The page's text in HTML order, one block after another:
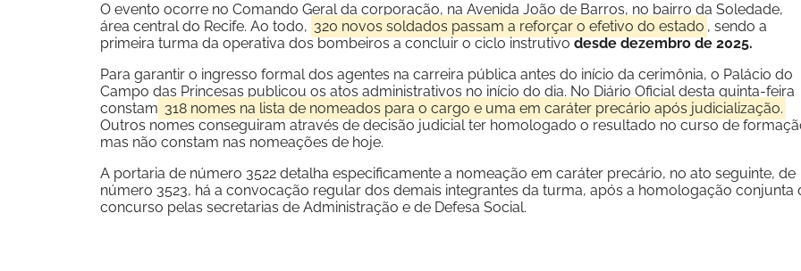
O evento ocorre no Comando Geral da corporação, na Avenida João de Barros, no bairro da Soledade,
área central do Recife. Ao todo, 320 novos soldados passam a reforçar o efetivo do estado , sendo a
primeira turma da operativa dos bombeiros a concluir o ciclo instrutivodesde dezembro de 2025.
Para garantir o ingresso formal dos agentes na carreira pública antes do início da cerimônia, o Palácio do
Campo das Princesas publicou os atos administrativos no início do dia. No Diário Oficial desta quinta-feira
constam 318 nomes na lista de nomeados para o cargo e uma em caráter precário após judicialização.
Outros nomes conseguiram através de decisão judicial ter homologado o resultado no curso de
mas não constam nas nomeações de hoje.
A portaria de número 3522 detalha especificamente a nomeação em caráter precário, no ato seguinte, de
número 3523, há a convocação regular dos demais integrantes da turma, após a homologação conjunta
concurso pelas secretarias de Administração e de Defesa Social.